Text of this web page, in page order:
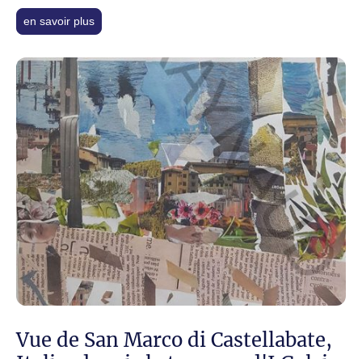
en savoir plus
Vue de San Marco di Castellabate,